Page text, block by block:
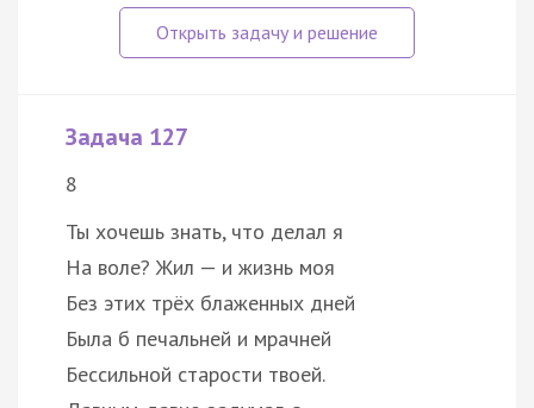
Задача 127
8
Ты хочешь знать, что делал я
На воле? Жил — и жизнь моя
Без этих трёх блаженных дней
Была б печальней и мрачней
Бессильной старости твоей.